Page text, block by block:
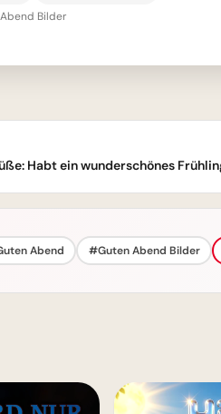
Bilder
Abend #Guten Abend Bilder